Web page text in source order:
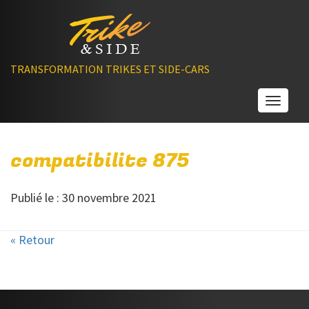
TRANSFORMATION TRIKES ET SIDE-CARS
compatibilite 875
Publié le : 30 novembre 2021
« Retour